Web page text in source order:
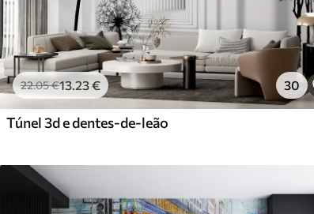
22.05€13.23€ 30
Túnel 3d e dentes-de-leão